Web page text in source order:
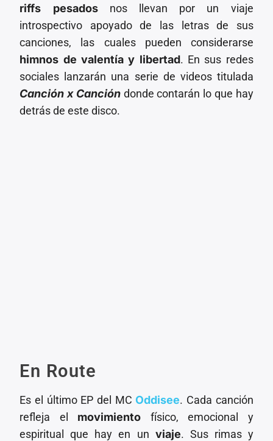
riffs pesadosnos llevan por un viaje
introspectivo apoyado de las letras de sus
canciones, las cuales pueden considerarse
himnos de valentía y libertad. En sus redes
sociales lanzarán una serie de videos titulada
Canción x Cancióndonde contarán lo que hay
detrás de este disco.
En Route
Es el último EP del MC Oddisee. Cada canción
refleja el movimiento físico, emocional y
espiritual que hay en un viaje. Sus rimas y